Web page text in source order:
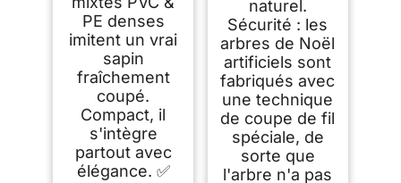
PE denses
imitent un vrai
sapin
fraîchement
coupé.
Compact, il
s'intègre
partout avec
élégance. ✅
naturel.
Sécurité : les
arbres de Noël
artificiels sont
fabriqués avec
une technique
de coupe de fil
spéciale, de
sorte que
l'arbre n'a pas